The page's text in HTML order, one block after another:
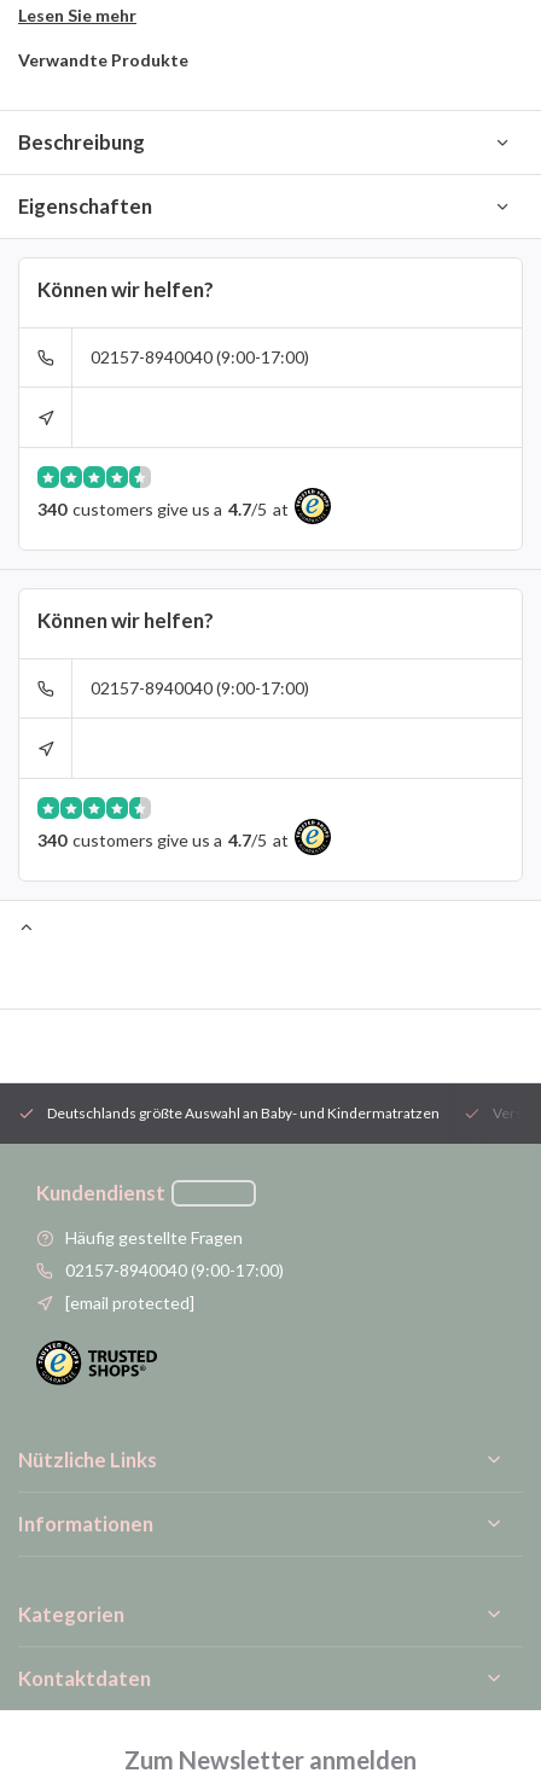
Lesen Sie mehr
Verwandte Produkte
Beschreibung
Eigenschaften
Können wir helfen?
02157-8940040 (9:00-17:00)
340 customers give us a 4.7/5 at
Können wir helfen?
02157-8940040 (9:00-17:00)
340 customers give us a 4.7/5 at
Deutschlands größte Auswahl an Baby- und Kindermatratzen
Kundendienst
Häufig gestellte Fragen
02157-8940040 (9:00-17:00)
[email protected]
Nützliche Links
Informationen
Kategorien
Kontaktdaten
Zum Newsletter anmelden